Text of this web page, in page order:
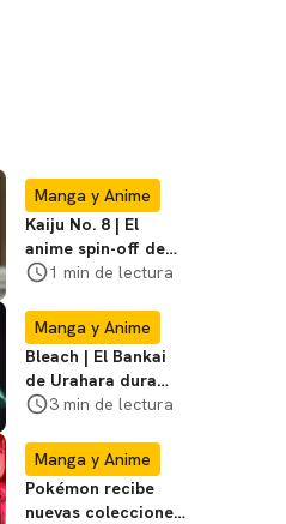
Manga y Anime
Kaiju No. 8 | El
anime spin-off de
Gen Narumi ya tiene
1 min de lectura
Manga y Anime
Bleach | El Bankai
de Urahara dura
poco, pero tiene
impecable
3 min de lectura
Manga y Anime
Pokémon recibe
nuevas colecciones